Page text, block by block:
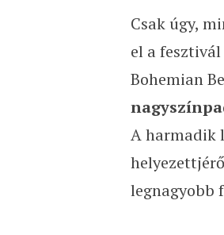
Csak úgy,
el a
Bohemian
A harmadik
legnagyobb